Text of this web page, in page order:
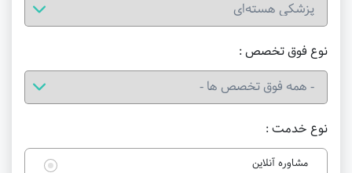
نوع خدمت :
مشاوره آنلاین
نوع فوق تخصص :